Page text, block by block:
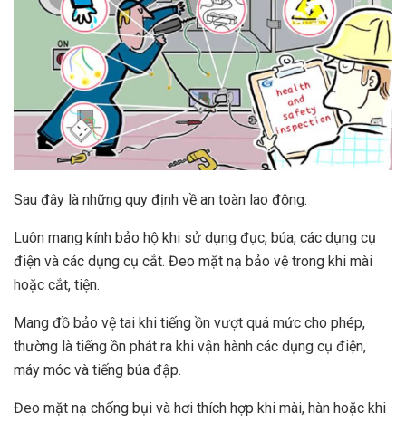
Sau đây là những quy định về an toàn lao động:
Luôn mang kính bảo hộ khi sử dụng đục, búa, các dụng cụ
điện và các dụng cụ cắt. Đeo mặt nạ bảo vệ trong khi mài
hoặc cắt, tiện.
Mang đồ bảo vệ tai khi tiếng ồn vượt quá mức cho phép,
thường là tiếng ồn phát ra khi vận hành các dụng cụ điện,
máy móc và tiếng búa đập.
Đeo mặt nạ chống bụi và hơi thích hợp khi mài, hàn hoặc khi